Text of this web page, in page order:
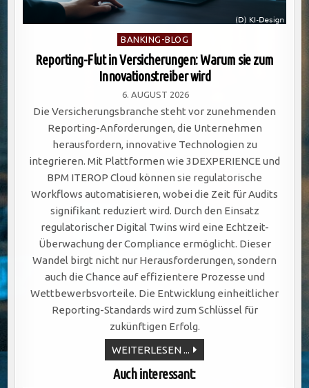
Posted
in
BANKING-BLOG
Reporting-Flut in Versicherungen: Warum sie zum
Innovationstreiber wird
6. AUGUST 2026
Die Versicherungsbranche steht vor zunehmenden
Reporting-Anforderungen, die Unternehmen
herausfordern, innovative Technologien zu
integrieren. Mit Plattformen wie 3DEXPERIENCE und
BPM ITEROP Cloud können sie regulatorische
Workflows automatisieren, wobei die Zeit für Audits
signifikant reduziert wird. Durch den Einsatz
regulatorischer Digital Twins wird eine Echtzeit-
Überwachung der Compliance ermöglicht. Dieser
Wandel birgt nicht nur Herausforderungen, sondern
auch die Chance auf effizientere Prozesse und
Wettbewerbsvorteile. Die Entwicklung einheitlicher
Reporting-Standards wird zum Schlüssel für
zukünftigen Erfolg.
WEITERLESEN ... REPORTING-
FLUT
IN
VERSICHERUNGEN:
Auch interessant: